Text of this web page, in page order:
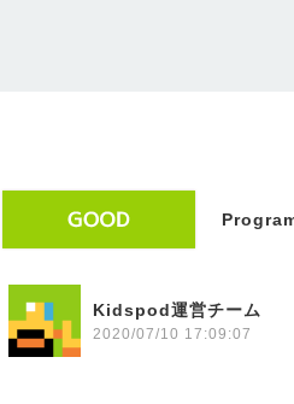
Kidspod運営チーム
2020/07/10 17:09:07